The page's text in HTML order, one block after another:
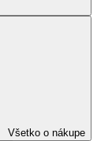
Všetko o nákupe